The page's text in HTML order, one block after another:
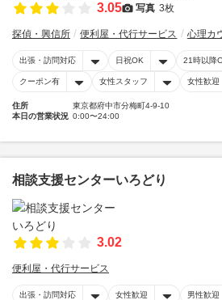
3.05 写真 3枚
探偵・興信所 便利屋・代行サービス 心理カ
出張・訪問対応 日祝OK 21時以降
クーポン有 女性スタッフ 女性歓迎
住所
東京都府中市分梅町4-9-10
本日の営業状況 0:00〜24:00
相談支援センターいろどり
3.02
便利屋・代行サービス
出張・訪問対応 女性歓迎 男性歓迎